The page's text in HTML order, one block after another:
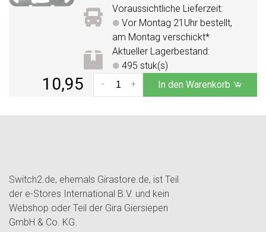
Voraussichtliche Lieferzeit:
Vor Montag 21Uhr bestellt,
am Montag verschickt*
Aktueller Lagerbestand:
495 stuk(s)
10,95 +
- In den Warenkorb
Switch2.de, ehemals Girastore.de, ist Teil
der e-Stores International B.V. und kein
Webshop oder Teil der Gira Giersiepen
GmbH & Co. KG.